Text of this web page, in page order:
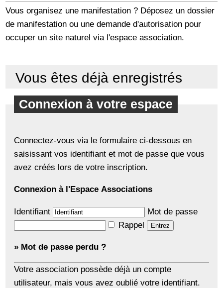
Vous organisez une manifestation ? Déposez un dossier
de manifestation ou une demande d'autorisation pour
occuper un site naturel via l'espace association.
Vous êtes déjà enregistrés
Connexion à votre espace
Connectez-vous via le formulaire ci-dessous en
saisissant vos identifiant et mot de passe que vous
avez créés lors de votre inscription.
Connexion à l'Espace Associations
Identifiant
Mot de passe
Rappel
» Mot de passe perdu ?
Votre association possède déjà un compte
utilisateur, mais vous avez oublié votre identifiant.